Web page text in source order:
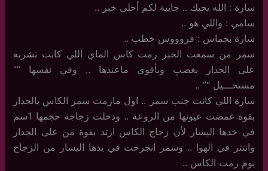
سارة : الله يحيك .. جايبة لكم أحلى خبر ..
سامي : واللي هو ..
سارة بحماس : فروووس خطب ..
سمر من سمعت الخبر رمت كاس الماي اللي كانت تشربه
على الجدار بغضب وبأقوى ماعندها .. وفي نفسها “”
مستحـــيل “” ..
سارة اللي كانت جنب سمر .. اول مارمت سمر الكاس بالجدار
بقوة غمضت عيونها من الروعة .. ودخلت زجاجة حجمها 1سم
في خدها اليسار لأن زجاج الكاس ارتد بقوة من على الجدار
وانتثر في الهوا .. وسمر انجرحت في يدها اليسار من الزجاج
يوم رمت الكاس ..